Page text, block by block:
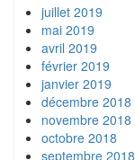
juillet 2019
mai 2019
avril 2019
février 2019
janvier 2019
décembre 2018
novembre 2018
octobre 2018
septembre 2018